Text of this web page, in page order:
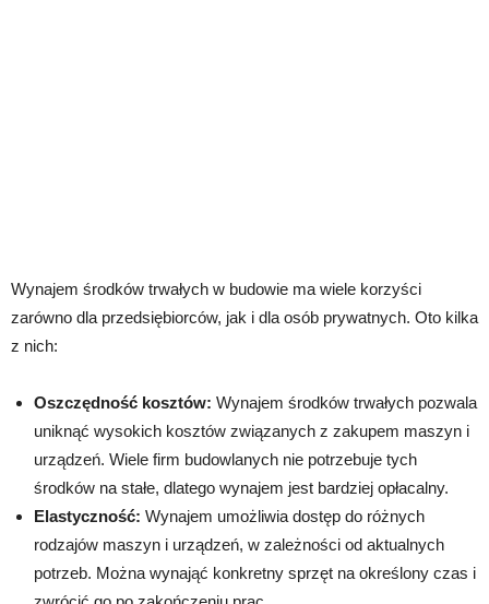
Wynajem środków trwałych w budowie ma wiele korzyści
zarówno dla przedsiębiorców, jak i dla osób prywatnych. Oto kilka
z nich:
Oszczędność kosztów: Wynajem środków trwałych pozwala
uniknąć wysokich kosztów związanych z zakupem maszyn i
urządzeń. Wiele firm budowlanych nie potrzebuje tych
środków na stałe, dlatego wynajem jest bardziej opłacalny.
Elastyczność: Wynajem umożliwia dostęp do różnych
rodzajów maszyn i urządzeń, w zależności od aktualnych
potrzeb. Można wynająć konkretny sprzęt na określony czas i